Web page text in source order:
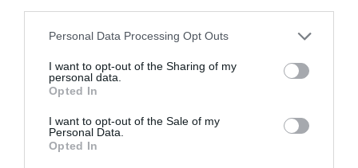
Personal Data Processing Opt Outs
I want to opt-out of the Sharing of my
personal data.
Opted In
I want to opt-out of the Sale of my
Personal Data.
Opted In
Alors que United, au contraire, a déjà entamé son
Avec des b787-8, et des a321xlr en commande.
Alors que Delta doit encore faire son choix.
Bref, des situations un peu inversées.
( Sauf dans le domaine des grands long-courriers, où les
deux compagnies avancent leur renouvellement depuis déjà
quelque temps )